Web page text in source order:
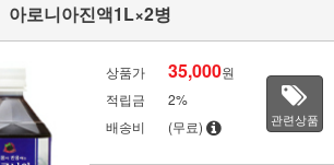
아로니아진액1L×2병
상품가 35,000원
적립금
2%
배송비
(무료) 관련상품